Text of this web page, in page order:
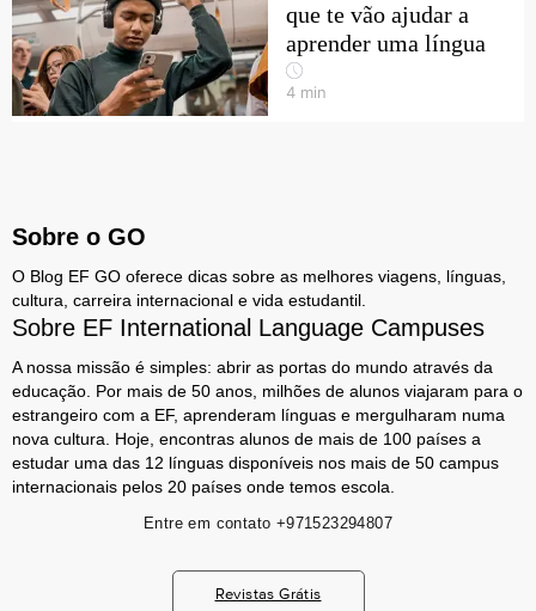
que te vão ajudar a
aprender uma língua
4 min
Sobre o GO
O Blog EF GO oferece dicas sobre as melhores viagens, línguas,
cultura, carreira internacional e vida estudantil.
Sobre EF International Language Campuses
A nossa missão é simples: abrir as portas do mundo através da
educação. Por mais de 50 anos, milhões de alunos viajaram para o
estrangeiro com a EF, aprenderam línguas e mergulharam numa
nova cultura. Hoje, encontras alunos de mais de 100 países a
estudar uma das 12 línguas disponíveis nos mais de 50 campus
internacionais pelos 20 países onde temos escola.
Entre em contato +971523294807
Revistas Grátis